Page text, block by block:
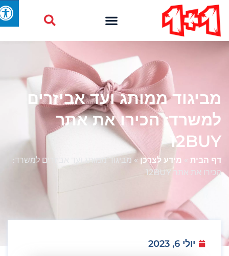
מביגוד ממותג ועד אביזרים
למשרד: הכירו את אתר
12BUY
דף הבית» מידע לצרכן» מביגוד ממותג ועד אביזרים למשרד:
הכירו את אתר 12BUY
יולי 6, 2023